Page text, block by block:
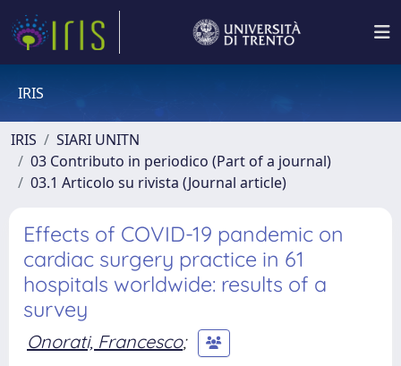
IRIS
IRIS
SIARI UNITN
03 Contributo in periodico (Part of a journal)
03.1 Articolo su rivista (Journal article)
Effects of COVID-19 pandemic on
cardiac surgery practice in 61
hospitals worldwide: results of a
survey
Onorati, Francesco;